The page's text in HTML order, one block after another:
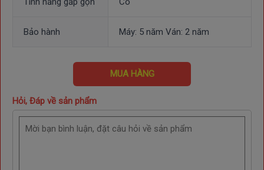
Bảo hành Máy: 5 năm Ván: 2 năm
MUA HÀNG
Hỏi, Đáp về sản phẩm